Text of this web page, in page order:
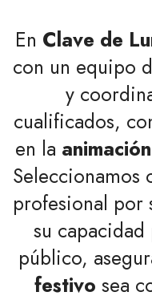
En Clave de
con un equipo
y
cualificados,
en la
Seleccionamos
profesional por
su
público,
festivo sea